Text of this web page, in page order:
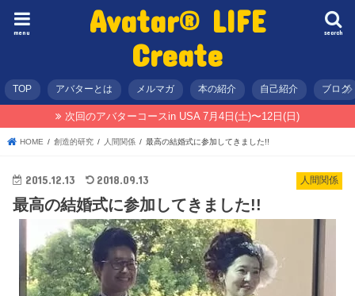
Avatar® LIFE
Create
search
menu
TOP アバターとは メルマガ 本の紹介 自己紹介 ブログ
次回のアバターコースin USA 7月4日(土)〜12日(日)
HOME 創造的研究 人間関係 最高の結婚式に参加してきました!!
人間関係
2015.12.13 2018.09.13
最高の結婚式に参加してきました!!